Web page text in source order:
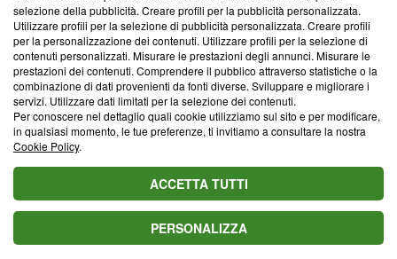
Redazione
Informativa Privacy
Cookie Policy
Blasting SA, IDI CHE-247.845.224, Via Carlo Frasca, 3 - 6900
Lugano (Svizzera) Tel:+39 0690258937
© 2026 Blasting News
selezione della pubblicità. Creare profili per la pubblicità personalizzata.
Utilizzare profili per la selezione di pubblicità personalizzata. Creare profili
per la personalizzazione dei contenuti. Utilizzare profili per la selezione di
contenuti personalizzati. Misurare le prestazioni degli annunci. Misurare le
prestazioni dei contenuti. Comprendere il pubblico attraverso statistiche o la
combinazione di dati provenienti da fonti diverse. Sviluppare e migliorare i
servizi. Utilizzare dati limitati per la selezione dei contenuti.
Per conoscere nel dettaglio quali cookie utilizziamo sul sito e per modificare,
in qualsiasi momento, le tue preferenze, ti invitiamo a consultare la nostra
Cookie Policy.
ACCETTA TUTTI
PERSONALIZZA